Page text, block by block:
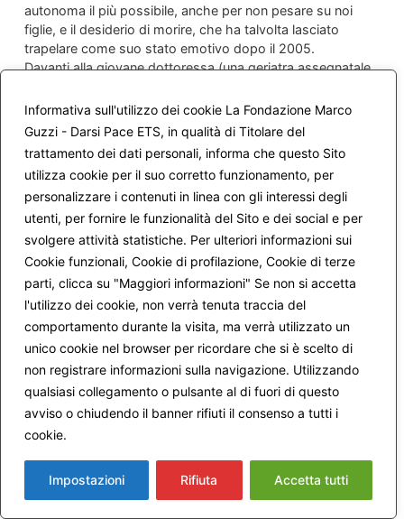
Informativa sull'utilizzo dei cookie La Fondazione Marco
Guzzi - Darsi Pace ETS, in qualità di Titolare del
trattamento dei dati personali, informa che questo Sito
utilizza cookie per il suo corretto funzionamento, per
personalizzare i contenuti in linea con gli interessi degli
utenti, per fornire le funzionalità del Sito e dei social e per
svolgere attività statistiche. Per ulteriori informazioni sui
Cookie funzionali, Cookie di profilazione, Cookie di terze
parti, clicca su "Maggiori informazioni" Se non si accetta
l'utilizzo dei cookie, non verrà tenuta traccia del
comportamento durante la visita, ma verrà utilizzato un
unico cookie nel browser per ricordare che si è scelto di
non registrare informazioni sulla navigazione. Utilizzando
qualsiasi collegamento o pulsante al di fuori di questo
avviso o chiudendo il banner rifiuti il consenso a tutti i
cookie.
Impostazioni Rifiuta Accetta tutti
autonoma il più possibile, anche per non pesare su noi
figlie, e il desiderio di morire, che ha talvolta lasciato
trapelare come suo stato emotivo dopo il 2005.
Davanti alla giovane dottoressa (una geriatra assegnatale
regionale in un ospedale romano dove mai la nostra
famiglia era stata) che l’accoglieva con un “si goda questa
bella vecchiaia”, mamma si lascia scappare la frase
“veramente vorrei morire”. La dottoressa la guarda allibita
e preoccupata “Signora, ma lei è depressa!” (come a dire:
“non posso certificare che sta bene, potrebbe essere un
pericolo pubblico!”). Fortuna ha voluto che mia madre
fosse accompagnata da un’amica, anche lei in visita per la
patente, che la dottoressa aveva invitato a restare nella
stanza dopo il suo turno, avendo capito che erano
amiche. L’amica quindi è intervenuta per mettere riparo alla
frase, così vera, ma così inopportuna in quel contesto. “Sa,
la mia amica ha perso un figlio…..un incidente…. in mare….
a Santa Marinella …. nel 2005….”.
La dottoressa: “Signora, ma lei è la mamma di Giulio!”.
La visita è durata più di un’ora e insieme hanno anche
telefonato a nostro cugino Paolo, che quella mattina del 10
agosto ha vissuto da vicino la tragedia, e che è un caro
Oltre a dare il massimo dei punti a mia madre, la
dottoressa le ha spiegato che la strana coincidenza era un
chiaro segnale che Giulio la proteggeva e l’aiutava e